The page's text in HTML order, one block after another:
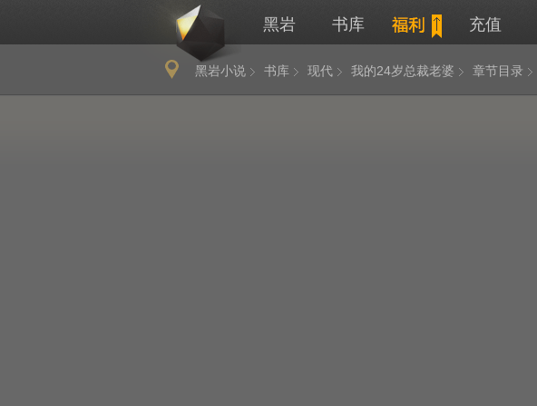
黑岩 书库 充值
黑岩小说 书库 现代 我的24岁总裁老婆 章节目录